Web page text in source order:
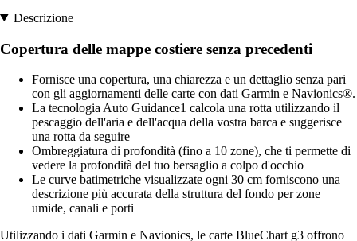
Descrizione
Copertura delle mappe costiere senza precedenti
Fornisce una copertura, una chiarezza e un dettaglio senza pari
con gli aggiornamenti delle carte con dati Garmin e Navionics®.
La tecnologia Auto Guidance1 calcola una rotta utilizzando il
pescaggio dell'aria e dell'acqua della vostra barca e suggerisce
una rotta da seguire
Ombreggiatura di profondità (fino a 10 zone), che ti permette di
vedere la profondità del tuo bersaglio a colpo d'occhio
Le curve batimetriche visualizzate ogni 30 cm forniscono una
descrizione più accurata della struttura del fondo per zone
umide, canali e porti
Utilizzando i dati Garmin e Navionics, le carte BlueChart g3 offrono